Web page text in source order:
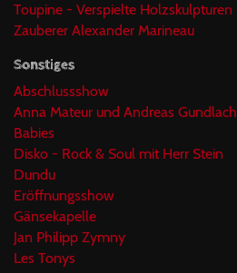
Toupine - Verspielte Holzskulpturen
Zauberer Alexander Marineau
Sonstiges
Abschlussshow
Anna Mateur und Andreas Gundlach
Babies
Disko - Rock & Soul mit Herr Stein
Dundu
Eröffnungsshow
Gänsekapelle
Jan Philipp Zymny
Les Tonys